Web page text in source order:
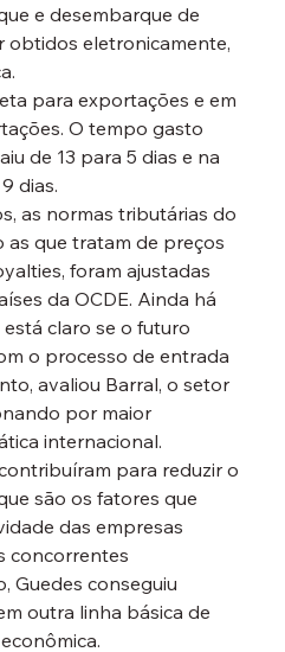
e desembarque de
obtidos eletronicamente,
para exportações e em
O tempo gasto
de 13 para 5 dias e na
dias.
as normas tributárias do
as que tratam de preços
foram ajustadas
da OCDE. Ainda há
claro se o futuro
o processo de entrada
avaliou Barral, o setor
por maior
internacional.
para reduzir o
são os fatores que
das empresas
concorrentes
Guedes conseguiu
outra linha básica de